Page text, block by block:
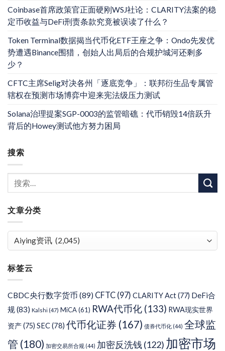
Coinbase首席政策官正面硬刚WSJ社论：CLARITY法案的稳
定币收益与DeFi刑责条款究竟被误读了什么？
Token Terminal数据揭当代币化ETF王座之争：Ondo先发优
势遭遇Binance围猎，创始人出局后的合规护城河还剩多
少？
CFTC主席Selig对决各州「逐底竞争」：联邦衍生品专属管
辖权在预测市场博弈中迎来宪法级压力测试
Solana治理提案SGP-0003的监管暗礁：代币销毁14倍跃升
背后的Howey测试他方努力困局
搜索
文章分类
类
标签云
CBDC央行数字货币 (89) CFTC (97) CLARITY Act(77) DeFi合
规(83) Kalshi (47) MiCA(61) RWA代币化 (133) RWA现实世界
资产(75) SEC(78) 代币化证券 (167) 债券代币化 (44) 全球监
管 (180) 加密交易所合规 (44) 加密反洗钱 (122) 加密市场